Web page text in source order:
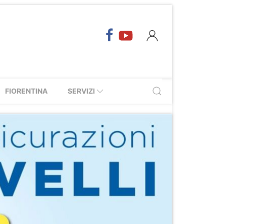
FIORENTINA SERVIZI